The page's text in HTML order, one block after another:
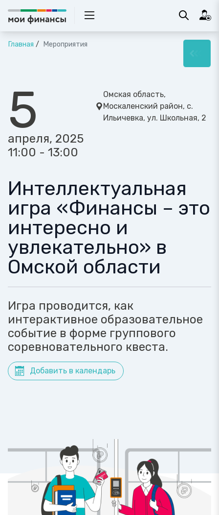
Главная Мероприятия
5
апреля, 2025
11:00 - 13:00
Омская область,
Москаленский район, с.
Ильичевка, ул. Школьная, 2
Интеллектуальная
игра «Финансы – это
интересно и
увлекательно» в
Омской области
Игра проводится, как
интерактивное образовательное
событие в форме группового
соревновательного квеста.
Добавить в календарь